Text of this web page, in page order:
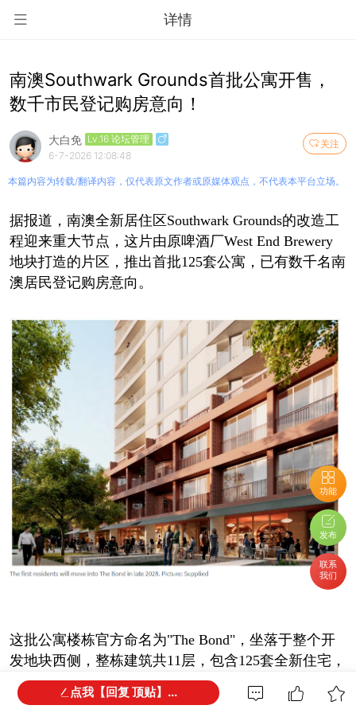
详情
功能
发布
联系
我们
南澳Southwark Grounds首批公寓开售，
数千市民登记购房意向！
关注
大白免 Lv.16 论坛管理
6-7-2026 12:08:48
本篇内容为转载/翻译内容，仅代表原文作者或原媒体观点，不代表本平台立场。
据报道，南澳全新居住区Southwark Grounds的改造工
程迎来重大节点，这片由原啤酒厂West End Brewery
地块打造的片区，推出首批125套公寓，已有数千名南
澳居民登记购房意向。
这批公寓楼栋官方命名为"The Bond"，坐落于整个开
发地块西侧，整栋建筑共11层，包含125套全新住宅，
底层规划商铺与餐饮业态。
点我【回复 顶贴】...